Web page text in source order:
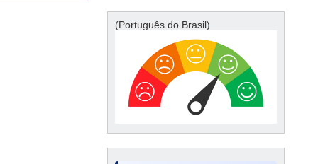
(Português do Brasil)